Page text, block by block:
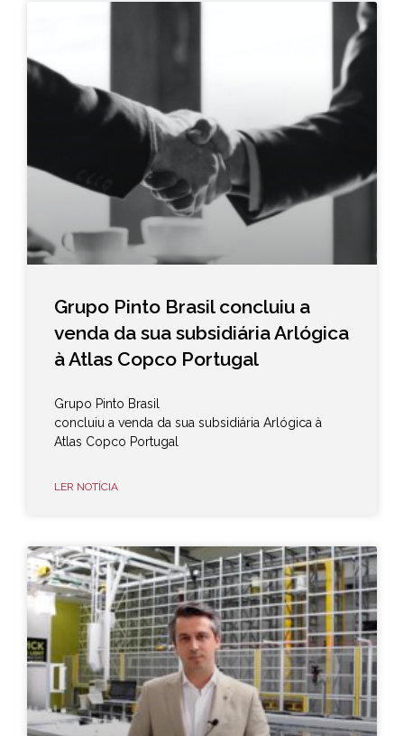
Grupo Pinto Brasil concluiu a
venda da sua subsidiária Arlógica
à Atlas Copco Portugal
Grupo Pinto Brasil
concluiu a venda da sua subsidiária Arlógica à
Atlas Copco Portugal
LER NOTÍCIA